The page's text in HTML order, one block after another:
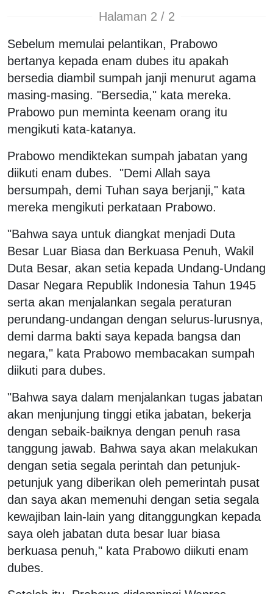
Halaman 2 / 2
Sebelum memulai pelantikan, Prabowo
bertanya kepada enam dubes itu apakah
bersedia diambil sumpah janji menurut agama
masing-masing. "Bersedia," kata mereka.
Prabowo pun meminta keenam orang itu
mengikuti kata-katanya.
Prabowo mendiktekan sumpah jabatan yang
diikuti enam dubes. "Demi Allah saya
bersumpah, demi Tuhan saya berjanji," kata
mereka mengikuti perkataan Prabowo.
"Bahwa saya untuk diangkat menjadi Duta
Besar Luar Biasa dan Berkuasa Penuh, Wakil
Duta Besar, akan setia kepada Undang-Undang
Dasar Negara Republik Indonesia Tahun 1945
serta akan menjalankan segala peraturan
perundang-undangan dengan selurus-lurusnya,
demi darma bakti saya kepada bangsa dan
negara," kata Prabowo membacakan sumpah
diikuti para dubes.
"Bahwa saya dalam menjalankan tugas jabatan
akan menjunjung tinggi etika jabatan, bekerja
dengan sebaik-baiknya dengan penuh rasa
tanggung jawab. Bahwa saya akan melakukan
dengan setia segala perintah dan petunjuk-
petunjuk yang diberikan oleh pemerintah pusat
dan saya akan memenuhi dengan setia segala
kewajiban lain-lain yang ditanggungkan kepada
saya oleh jabatan duta besar luar biasa
berkuasa penuh," kata Prabowo diikuti enam
dubes.